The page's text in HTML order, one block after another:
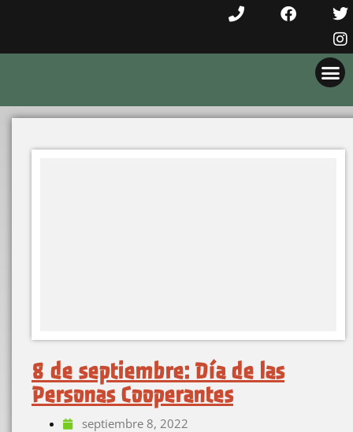
8 de septiembre: Día de las
Personas Cooperantes
septiembre 8, 2022